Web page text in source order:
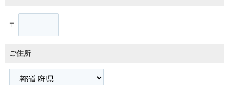
〒
ご住所